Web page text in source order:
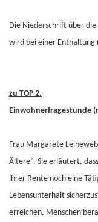
Die Niederschrift über
wird bei einer
zu TOP 2.
Einwohnerfragestunde
Frau Margarete
Ältere“. Sie erläutert,
ihrer Rente noch eine
Lebensunterhalt
erreichen, Menschen